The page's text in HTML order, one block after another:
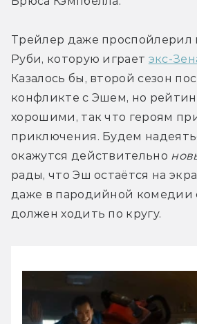
Трейлер даже проспойлерил
Руби, которую играет экс-
Казалось бы, второй сезон
конфликте с Эшем, но
хорошими, так что героям
приключения. Будем
окажутся действительно
рады, что Эш остаётся на
даже в пародийной комедии
должен ходить по кругу.